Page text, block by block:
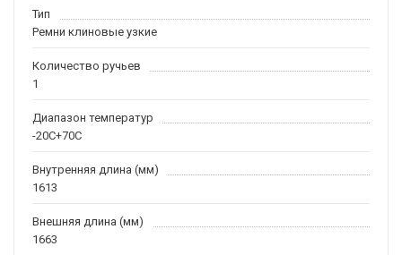
Тип
Ремни клиновые узкие
Количество ручьев
1
Диапазон температур
-20С+70С
Внутренняя длина (мм)
1613
Внешняя длина (мм)
1663